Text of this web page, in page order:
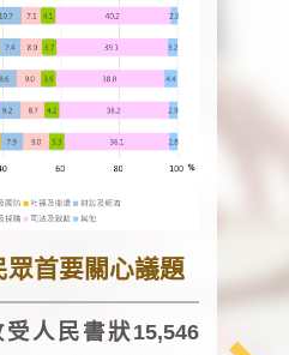
眾首要關心議題
人民書狀15,546